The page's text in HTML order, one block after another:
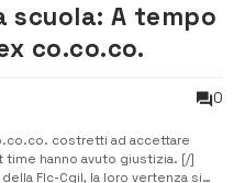
scuola: A tempo
co.co.co.
0
costretti ad accettare
time hanno avuto giustizia. [/]
Flc-Cgil, la loro vertenza si